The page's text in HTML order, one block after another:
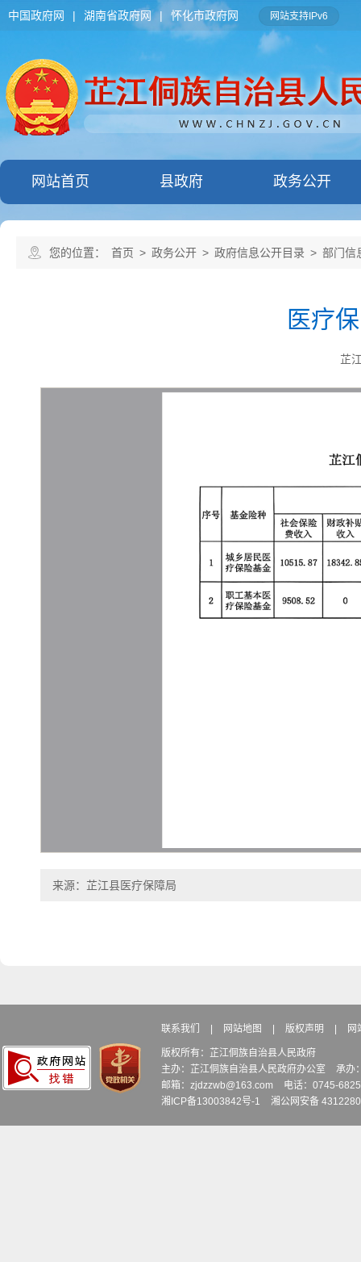
中国政府网 | 湖南省政府网 | 怀化市政府网 网站支持IPv6
网站首页 县政府 政务公开
您的位置： 首页 > 政务公开 > 政府信息公开目录 > 部门信
医疗
芷
来源：芷江县医疗保障局
联系我们 网站地图 版权声明 网
版权所有：芷江侗族自治县人民政府
主办：芷江侗族自治县人民政府办公室
承办
邮箱：zjdzzwb@163.com
电话：0745-
湘ICP备13003842号-1
湘公网安备